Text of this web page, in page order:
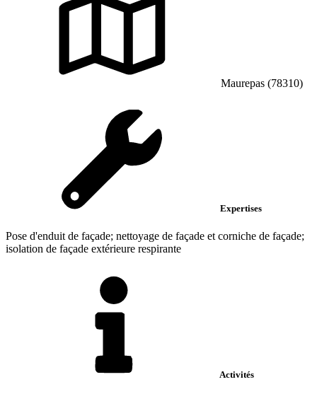
Maurepas (78310)
Expertises
Pose d'enduit de façade; nettoyage de façade et corniche de façade;
isolation de façade extérieure respirante
Activités